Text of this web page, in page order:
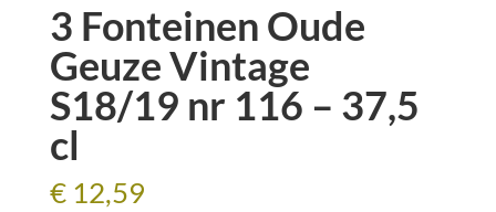
3 Fonteinen Oude
Geuze Vintage
S18/19 nr 116 – 37,5
cl
€12,59